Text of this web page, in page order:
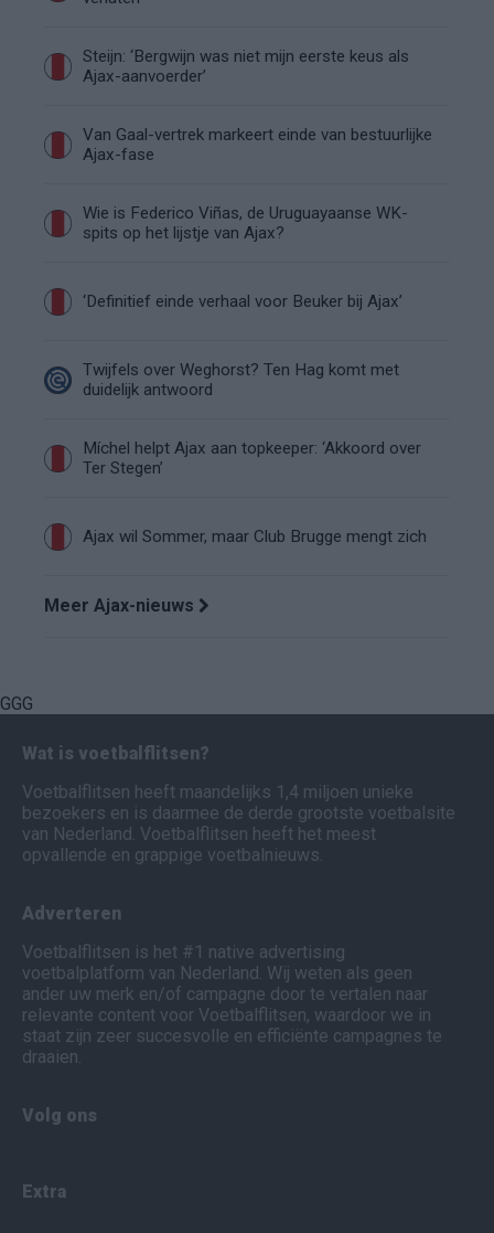
Steijn: ‘Bergwijn was niet mijn eerste keus als
Ajax-aanvoerder’
Van Gaal-vertrek markeert einde van bestuurlijke
Ajax-fase
Wie is Federico Viñas, de Uruguayaanse WK-
spits op het lijstje van Ajax?
‘Definitief einde verhaal voor Beuker bij Ajax’
Twijfels over Weghorst? Ten Hag komt met
duidelijk antwoord
Míchel helpt Ajax aan topkeeper: ‘Akkoord over
Ter Stegen’
Ajax wil Sommer, maar Club Brugge mengt zich
Meer Ajax-nieuws
GGG
Wat is voetbalflitsen?
Voetbalflitsen heeft maandelijks 1,4 miljoen unieke
bezoekers en is daarmee de derde grootste voetbalsite
van Nederland. Voetbalflitsen heeft het meest
opvallende en grappige voetbalnieuws.
Adverteren
Voetbalflitsen is het #1 native advertising
voetbalplatform van Nederland. Wij weten als geen
ander uw merk en/of campagne door te vertalen naar
relevante content voor Voetbalflitsen, waardoor we in
staat zijn zeer succesvolle en efficiënte campagnes te
draaien.
Volg ons
Extra